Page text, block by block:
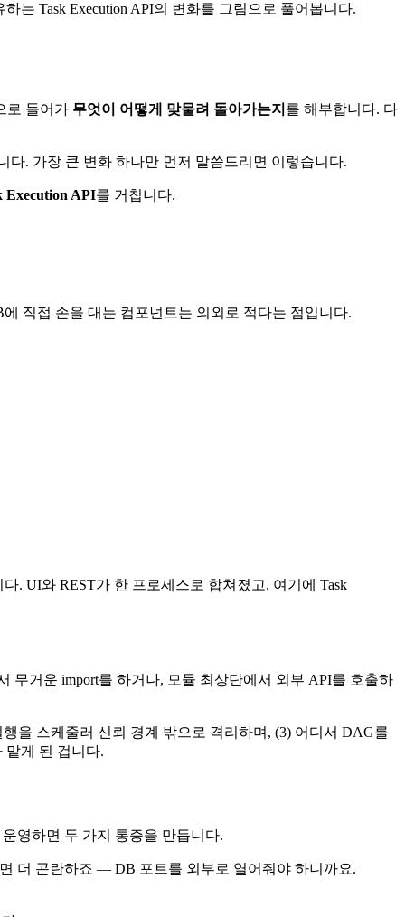
하는 Task Execution API의 변화를 그림으로 풀어봅니다.
로 들어가 무엇이 어떻게 맞물려 돌아가는지 를 해부합니다. 다
. 가장 큰 변화 하나만 먼저 말씀드리면 이렇습니다.
Execution API를 거칩니다.
직접 손을 대는 컴포넌트는 의외로 적다는 점입니다.
다. UI와 REST가 한 프로세스로 합쳐졌고, 여기에 Task
무거운 import를 하거나, 모듈 최상단에서 외부 API를 호출하
을 스케줄러 신뢰 경계 밖으로 격리하며, (3) 어디서 DAG를
맡게 된 겁니다.
영하면 두 가지 통증을 만듭니다.
더 곤란하죠 — DB 포트를 외부로 열어줘야 하니까요.